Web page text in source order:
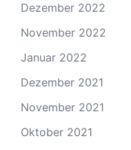
Dezember 2022
November 2022
Januar 2022
Dezember 2021
November 2021
Oktober 2021